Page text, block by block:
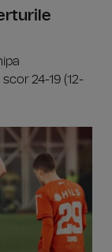
24-19 (12-